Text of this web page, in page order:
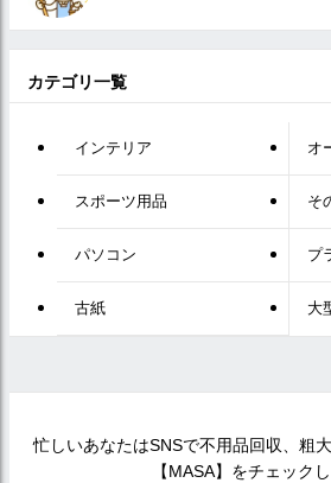
カテゴリ一覧
インテリア オ
スポーツ用品 そ
パソコン プ
古紙 大
忙しいあなたはSNSで不用品回収、粗
【MASA】をチェックし